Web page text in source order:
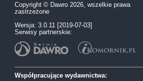
Copyright © Dawro 2026, wszelkie prawa
zastrzeżone
Wersja: 3.0.11 [2019-07-03]
Serwisy partnerskie:
Współpracujące wydawnictwa: